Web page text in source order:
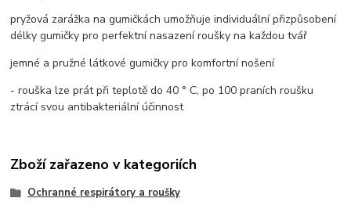
pryžová zarážka na gumičkách umožňuje individuální přizpůsobení
délky gumičky pro perfektní nasazení roušky na každou tvář
jemné a pružné látkové gumičky pro komfortní nošení
- rouška lze prát při teplotě do 40 ° C, po 100 praních roušku
ztrácí svou antibakteriální účinnost
Zboží zařazeno v kategoriích
Ochranné respirátory a roušky